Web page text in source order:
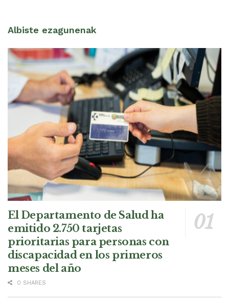
Albiste ezagunenak
El Departamento de Salud ha
emitido 2.750 tarjetas
prioritarias para personas con
discapacidad en los primeros
meses del año
0 SHARES